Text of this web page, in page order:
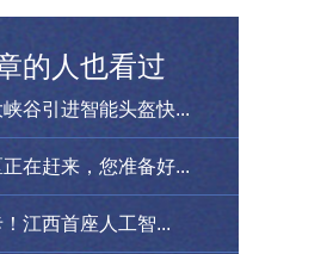
的人也看过
谷引进智能头盔快...
在赶来，您准备好...
江西首座人工智...